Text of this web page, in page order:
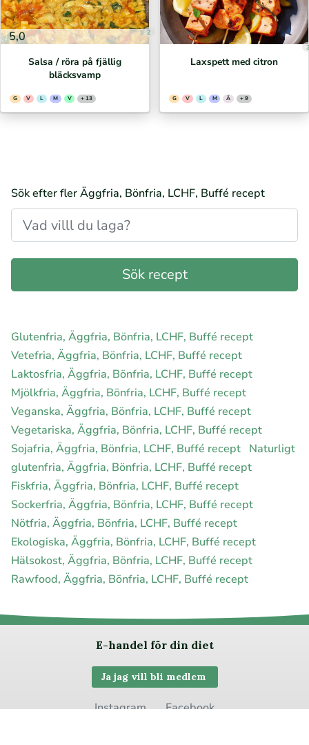
5,0 2
Salsa / röra på fjällig
bläcksvamp
G V L M V + 13
Laxspett med citron
G V L M Ä + 9
Sök efter fler Äggfria, Bönfria, LCHF, Buffé recept
Glutenfria, Äggfria, Bönfria, LCHF, Buffé recept
Vetefria, Äggfria, Bönfria, LCHF, Buffé recept
Laktosfria, Äggfria, Bönfria, LCHF, Buffé recept
Mjölkfria, Äggfria, Bönfria, LCHF, Buffé recept
Veganska, Äggfria, Bönfria, LCHF, Buffé recept
Vegetariska, Äggfria, Bönfria, LCHF, Buffé recept
Sojafria, Äggfria, Bönfria, LCHF, Buffé recept Naturligt
glutenfria, Äggfria, Bönfria, LCHF, Buffé recept
Fiskfria, Äggfria, Bönfria, LCHF, Buffé recept
Sockerfria, Äggfria, Bönfria, LCHF, Buffé recept
Nötfria, Äggfria, Bönfria, LCHF, Buffé recept
Ekologiska, Äggfria, Bönfria, LCHF, Buffé recept
Hälsokost, Äggfria, Bönfria, LCHF, Buffé recept
Rawfood, Äggfria, Bönfria, LCHF, Buffé recept
E-handel för din diet
Ja jag vill bli medlem
Instagram
Facebook